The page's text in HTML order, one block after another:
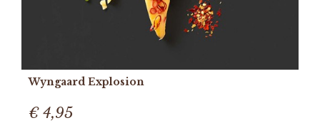
Wyngaard Explosion
€ 4,95